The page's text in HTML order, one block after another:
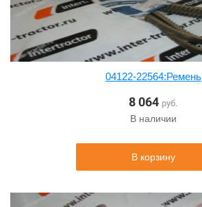
04122-22564:Ремень
8 064 руб.
В наличии
В корзину